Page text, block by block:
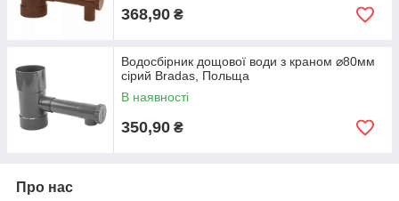
368,90 ₴
Водосбірник дощової води з краном ⌀80мм
сірий Bradas, Польща
В наявності
350,90 ₴
Про нас